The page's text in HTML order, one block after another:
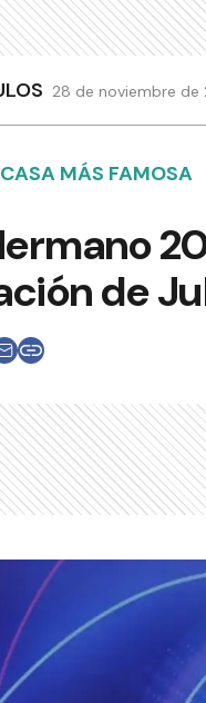
28 de noviembre de
MÁS FAMOSA
de